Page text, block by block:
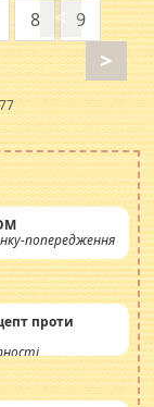
<
8
9
>
попередження
проти